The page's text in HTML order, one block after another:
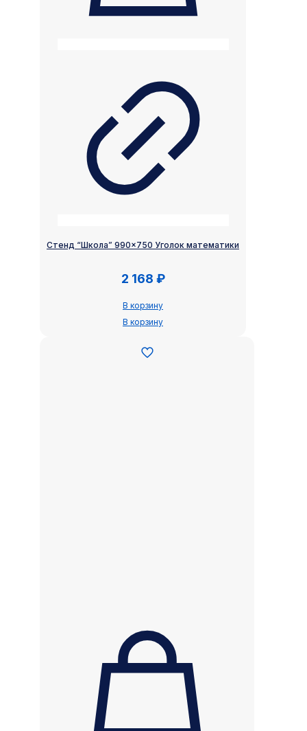
Стенд “Школа” 990×750 Уголок математики
2 168 ₽
В корзину
В корзину